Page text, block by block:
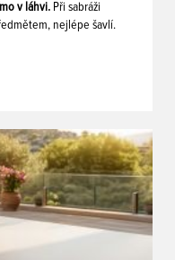
v láhvi. Při sabráži
nejlépe šavlí.